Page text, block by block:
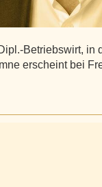
Betriebswirt, in
erscheint bei